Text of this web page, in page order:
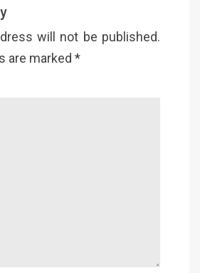
will not be published.
are marked *